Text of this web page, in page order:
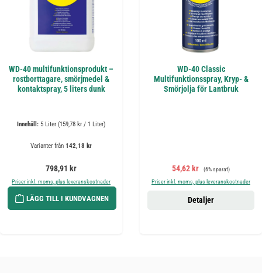
WD-40 multifunktionsprodukt –
rostborttagare, smörjmedel &
kontaktspray, 5 liters dunk
Innehåll: 5 Liter (159,78 kr / 1 Liter)
Varianter från 142,18 kr
Ordinarie pris:
798,91 kr
Priser inkl. moms, plus leveranskostnader
LÄGG TILL I KUNDVAGNEN
WD-40 Classic
Multifunktionsspray, Kryp- &
Smörjolja för Lantbruk
Försäljningspris:
54,62 kr Ordinarie pris:
(6% sparat)
Priser inkl. moms, plus leveranskostnader
Detaljer